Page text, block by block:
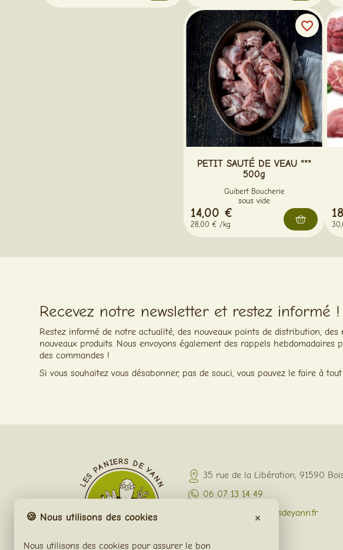
🍪 Nous utilisons des cookies ×
Nous utilisons des cookies pour assurer le bon
PETIT SAUTÉ DE VEAU ***
500g
Guibert Boucherie
sous vide
14,00 €
28,00 € /kg
favorite_border
Recevez notre newsletter et restez informé !
Restez informé de notre actualité, des nouveaux points de distribution, des
nouveaux produits. Nous envoyons également des rappels hebdomadaires
des commandes !
Si vous souhaitez vous désabonner, pas de souci, vous pouvez le faire à
35 rue de la Libération, 91590
06 07 13 14 49
contact@lespaniersdeyann.fr